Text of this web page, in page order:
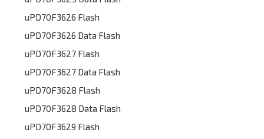
uPD70F3626 Flash
uPD70F3626 Data Flash
uPD70F3627 Flash
uPD70F3627 Data Flash
uPD70F3628 Flash
uPD70F3628 Data Flash
uPD70F3629 Flash